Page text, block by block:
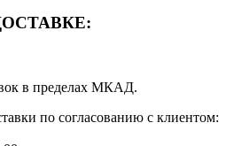
в пределах МКАД.
по согласованию с клиентом: